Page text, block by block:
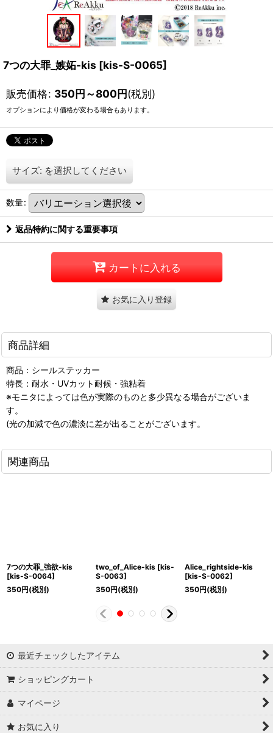
7つの大罪_嫉妬-kis [kis-S-0065]
販売価格: 350円～800円(税別)
オプションにより価格が変わる場合もあります。
サイズ: を選択してください
数量:
返品特約に関する重要事項
カートに入れる
お気に入り登録
商品詳細
商品：シールステッカー
特長：耐水・UVカット耐候・強粘着
※モニタによっては色が実際のものと多少異なる場合がございま
す。
(光の加減で色の濃淡に差が出ることがございます。
関連商品
7つの大罪_強欲-kis
[kis-S-0064]
350円(税別)
two_of_Alice-kis [kis-
S-0063]
350円(税別)
Alice_rightside-kis
[kis-S-0062]
350円(税別)
最近チェックしたアイテム
ショッピングカート
マイページ
お気に入り